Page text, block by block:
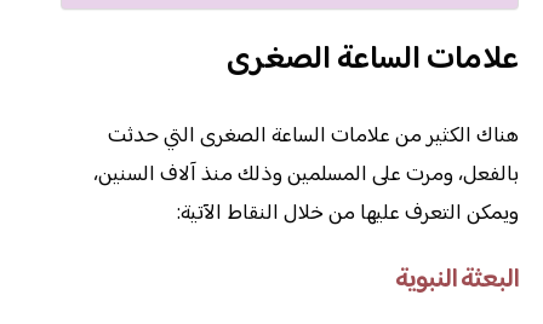
علامات الساعة الصغرى
هناك الكثير من علامات الساعة الصغرى التي حدثت
بالفعل، ومرت على المسلمين وذلك منذ آلاف السنين،
ويمكن التعرف عليها من خلال النقاط الآتية:
البعثة النبوية